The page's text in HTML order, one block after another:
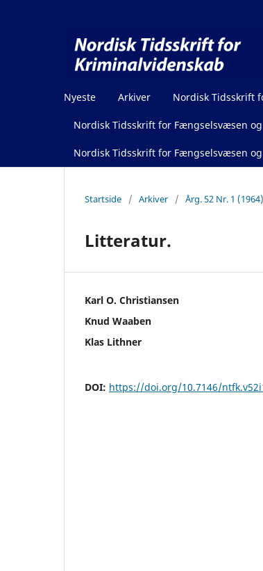
Nyeste Arkiver Nordisk Tidsskrift
Nordisk Tidsskrift for Fængselsvæsen
Nordisk Tidsskrift for Fængselsvæsen
Startside / Arkiver / Årg. 52 Nr. 1 (1964)
Litteratur.
Karl O. Christiansen
Knud Waaben
Klas Lithner
DOI: https://doi.org/10.7146/